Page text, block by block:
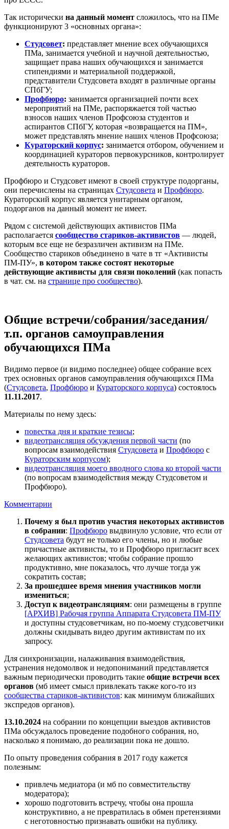
Так исторически на данный момент сложилось, что на ПМе
функционируют 3 «основных органа»:
Студсовет: представляет мнение всех обучающихся
ПМа, занимается учебной и научной деятельностью,
защищает права наших обучающихся и занимается
стипендиями и материальной поддержкой,
представители Студсовета входят в различные органы
СПбГУ;
Профбюро: занимается организацией почти всех
мероприятий на ПМе, распоряжается той частью
взносов наших членов Профсоюза студентов и
аспирантов СПбГУ, которая «возвращается на ПМ»,
может представлять мнение наших членов Профсоюза;
Кураторский корпус: занимается отбором, обучением и
координацией кураторов первокурсников, контролирует
деятельность кураторов.
Профбюро и Студсовет имеют в своей структуре подорганы,
они перечислены на страницах Студсовета и Профбюро.
Кураторский корпус является унитарным органом,
подорганов на данный момент не имеет.
Рядом с системой действующих активистов ПМа
располагается сообщество стариков-активистов — людей,
которым все еще не безразличен активизм на ПМе.
Сообщество стариков объединено в чате в тг «Активисты
ПМ-ПУ», в котором также состоят некоторые
действующие активисты для связи поколений (как попасть
в чат. см. на странице про сообщество).
Общие встречи/собрания/заседания/
т.п. органов самоуправления
обучающихся ПМа
Видимо первое (и видимо последнее) общее собрание всех
трех основных органов самоуправления обучающихся ПМа
(Студсовета, Профбюро и Кураторского корпуса) состоялось
11.11.2017.
Материалы по нему здесь:
повестка дня и краткие тезисы;
видеотрансляция обсуждения первой части (по
вопросам взаимодействия Студсовета и Профбюро с
Кураторским корпусом);
видеотрансляция моего вводного слова ко второй части
(по вопросам взаимодействия между Студсоветом и
Профбюро).
Комментарии
Почему я был против участия некоторых активистов
в собрании: Профбюро выдвинуло условие, что если от
Студсовета будут не только его члены, но и любые
причастные активисты, то и Профбюро пригласит всех
желающих активистов; чтобы собрание прошло
продуктивно, мне показалось, что лучше тогда уж
сократить состав;
За прошедшее время мнения участников могли
измениться;
Доступ к видеотрансляциям: они размещены в группе
[АРХИВ] Рабочая группа Аппарата Студсовета ПМ-ПУ
и доступны студсоветчикам, но по-моему студсоветчики
должны скидывать видео другим активистам по их
запросу.
Для синхронизации, налаживания взаимодействия,
устранения недомолвок и недопониманий представляется
важным периодически проводить такие общие встречи всех
органов (мб имеет смысл привлекать также кого-то из
сообщества стариков-активистов: как минимум ближайших
экспредов органов).
13.10.2024 на собрании по концепции выездов активистов
ПМа обсуждалось проведение подобного собрания, но,
насколько я понимаю, до реализации пока не дошло.
По опыту проведения собрания в 2017 году кажется
полезным:
привлечь медиатора (и мб по совместительству
модератора);
хорошо подготовить встречу, чтобы она прошла
конструктивно, а не превратилась в обмен претензиями
с неготовностью признавать ошибки на публику.